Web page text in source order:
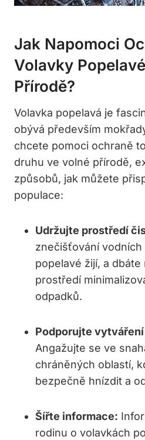
Jak Napomoci
Volavky
Přírodě?
Volavka popelavá je
⁣obývá⁤ především⁤
⁣chcete pomoci ochraně
‌druhu ⁣ve volné přírodě,
způsobů, jak můžete
populace:
Udržujte‌ prostředí
znečišťování
popelavé žijí, a dbáte
⁤prostředí
odpadků.
Podporujte
Angažujte ⁢se‍ ve
chráněných​ oblastí,⁢
bezpečně hnízdit a
Šířte⁣ informace:
rodinu o‌ volavkách